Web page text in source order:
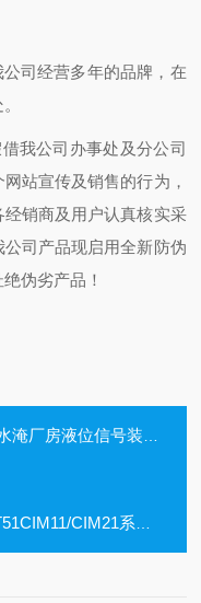
公司经营多年的品牌，在
我公司办事处及分公司
站宣传及销售的行为，
销商及用户认真核实采
司产品现启用全新防伪
绝伪劣产品！
房液位信号装置CLAKE
列温度控制器参数及说明CLAKE